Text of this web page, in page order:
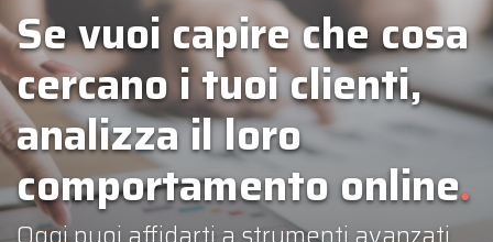
Se vuoi capire che cosa
cercano i tuoi clienti,
analizza il loro
comportamento online